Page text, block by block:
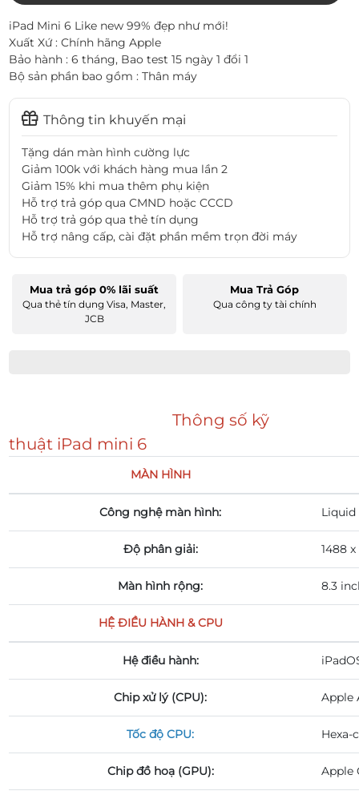
iPad Mini 6 Like new 99% đẹp như mới!
Xuất Xứ : Chính hãng Apple
Bảo hành : 6 tháng, Bao test 15 ngày 1 đổi 1
Bộ sản phần bao gồm : Thân máy
Thông tin khuyến mại
Tặng dán màn hình cường lực
Giảm 100k với khách hàng mua lần 2
Giảm 15% khi mua thêm phụ kiện
Hỗ trợ trả góp qua CMND hoặc CCCD
Hỗ trợ trả góp qua thẻ tín dụng
Hỗ trợ nâng cấp, cài đặt phần mềm trọn đời máy
Mua trả góp 0% lãi suất
Qua thẻ tín dụng Visa, Master,
JCB
Mua Trả Góp
Qua công ty tài chính
Thông số kỹ
thuật iPad mini 6
MÀN HÌNH
Công nghệ màn hình: Liquid
Độ phân giải: 1488
Màn hình rộng: 8.3
HỆ ĐIỀU HÀNH & CPU
Hệ điều hành:
Chip xử lý (CPU): Apple
Tốc độ CPU: Hexa-
Chip đồ hoạ (GPU): Apple